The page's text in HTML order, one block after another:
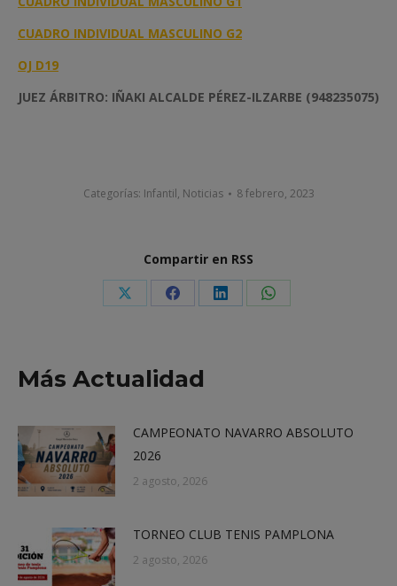
CUADRO INDIVIDUAL MASCULINO G2
OJ D19
JUEZ ÁRBITRO: IÑAKI ALCALDE PÉREZ-ILZARBE (948235075)
Categorías: Infantil, Noticias 8 febrero, 2023
Compartir en RSS
Share Share Share Share
Más Actualidad
CAMPEONATO NAVARRO ABSOLUTO
2026
2 agosto, 2026
TORNEO CLUB TENIS PAMPLONA
2 agosto, 2026